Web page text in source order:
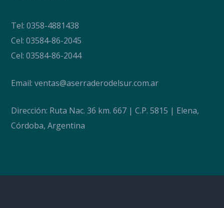
Tel: 0358-4881438
Cel: 03584-86-2045
Cel: 03584-86-2044
Email:ventas@aserraderodelsur.com.ar
Dirección: Ruta Nac. 36 km. 667 | C.P. 5815 | Elena,
Córdoba, Argentina